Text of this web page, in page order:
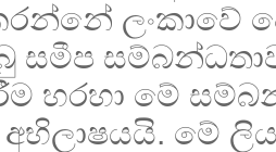
ලංකාවේ
සමීප
හරහා මේ
මේ